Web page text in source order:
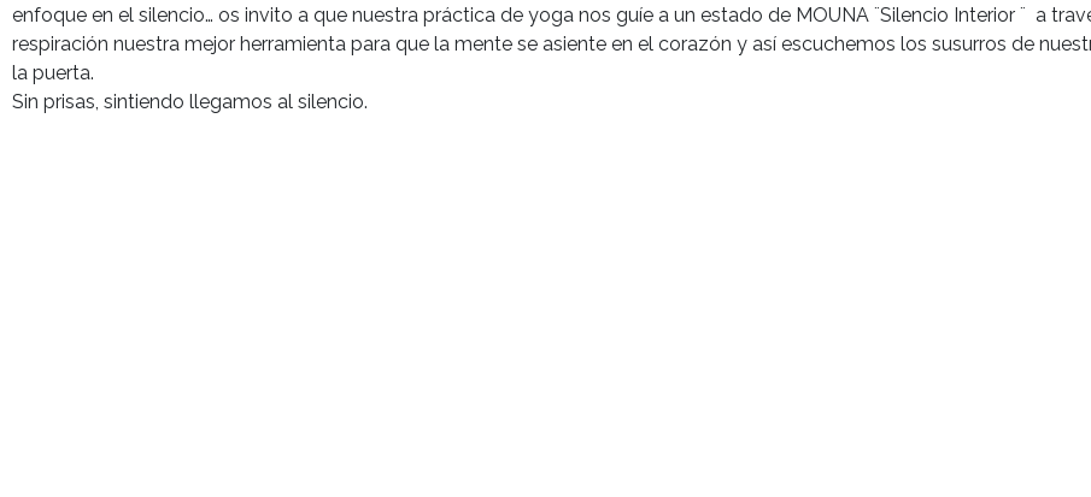
enfoque en el silencio… os invito a que nuestra práctica de yoga nos guíe a un estado de MOUNA ¨Silencio Interior ¨ a
respiración nuestra mejor herramienta para que la mente se asiente en el corazón y así escuchemos los susurros de
la puerta.
Sin prisas, sintiendo llegamos al silencio.